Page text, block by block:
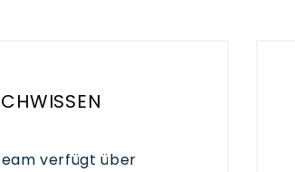
verfügt über